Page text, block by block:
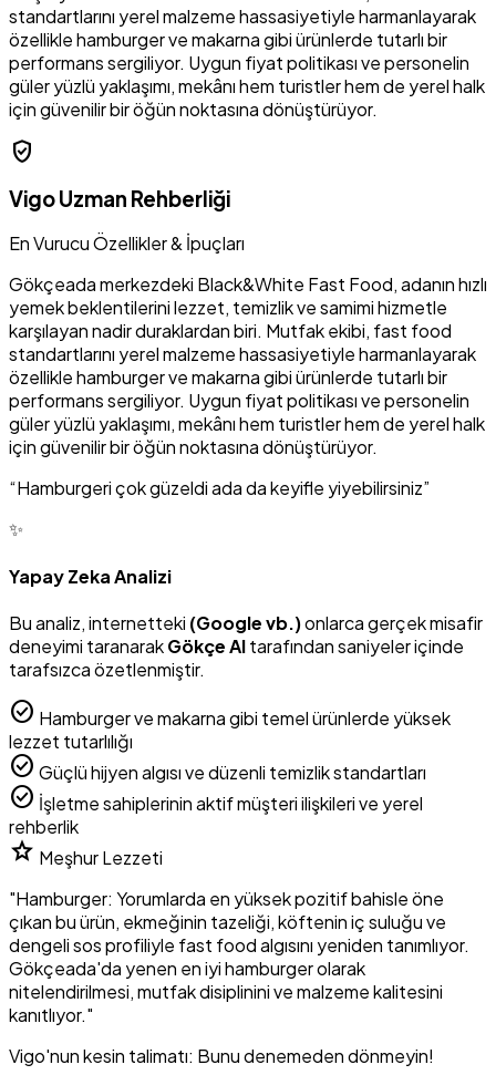
standartlarını yerel malzeme hassasiyetiyle harmanlayarak
özellikle hamburger ve makarna gibi ürünlerde tutarlı bir
performans sergiliyor. Uygun fiyat politikası ve personelin
güler yüzlü yaklaşımı, mekânı hem turistler hem de yerel halk
için güvenilir bir öğün noktasına dönüştürüyor.
verified_user
Vigo Uzman Rehberliği
En Vurucu Özellikler & İpuçları
Gökçeada merkezdeki Black&White Fast Food, adanın hızlı
yemek beklentilerini lezzet, temizlik ve samimi hizmetle
karşılayan nadir duraklardan biri. Mutfak ekibi, fast food
standartlarını yerel malzeme hassasiyetiyle harmanlayarak
özellikle hamburger ve makarna gibi ürünlerde tutarlı bir
performans sergiliyor. Uygun fiyat politikası ve personelin
güler yüzlü yaklaşımı, mekânı hem turistler hem de yerel halk
için güvenilir bir öğün noktasına dönüştürüyor.
“Hamburgeri çok güzeldi ada da keyifle yiyebilirsiniz”
✨
Yapay Zeka Analizi
Bu analiz, internetteki (Google vb.)onlarca gerçek misafir
deneyimi taranarakGökçe AItarafından saniyeler içinde
tarafsızca özetlenmiştir.
check_circle Hamburger ve makarna gibi temel ürünlerde yüksek
lezzet tutarlılığı
check_circle Güçlü hijyen algısı ve düzenli temizlik standartları
check_circle İşletme sahiplerinin aktif müşteri ilişkileri ve yerel
rehberlik
star Meşhur Lezzeti
"Hamburger: Yorumlarda en yüksek pozitif bahisle öne
çıkan bu ürün, ekmeğinin tazeliği, köftenin iç suluğu ve
dengeli sos profiliyle fast food algısını yeniden tanımlıyor.
Gökçeada'da yenen en iyi hamburger olarak
nitelendirilmesi, mutfak disiplinini ve malzeme kalitesini
kanıtlıyor."
Vigo'nun kesin talimatı: Bunu denemeden dönmeyin!